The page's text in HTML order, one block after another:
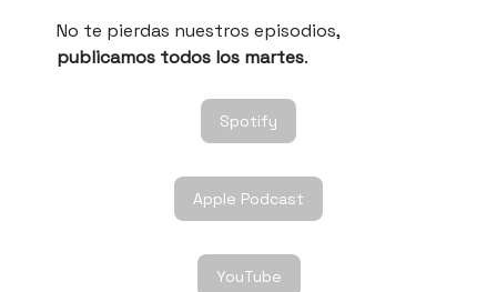
No te pierdas nuestros episodios,
publicamos todos los martes.
Spotify
Apple Podcast
YouTube